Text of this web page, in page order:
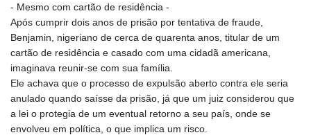
RON 5.253604
RSD 117.32364
RUB 95.632926
RWF 1695.78791
SAR 4.324641
SBD 9.29642
SCR 16.957784
SDG 691.902092
- Mesmo com cartão de residência -
Após cumprir dois anos de prisão por tentativa de fraude,
Benjamin, nigeriano de cerca de quarenta anos, titular de um
cartão de residência e casado com uma cidadã americana,
imaginava reunir-se com sua família.
Ele achava que o processo de expulsão aberto contra ele seria
anulado quando saísse da prisão, já que um juiz considerou que
a lei o protegia de um eventual retorno a seu país, onde se
envolveu em política, o que implica um risco.